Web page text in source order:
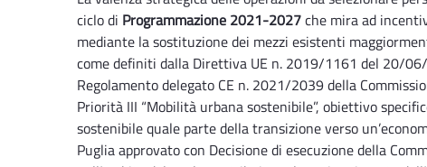
ciclo di Programmazione 2021-2027che mira ad
mediante la sostituzione dei mezzi esistenti
come definiti dalla Direttiva UE n. 2019/1161 del 20/
Regolamento delegato CE n. 2021/2039 della
Priorità III “Mobilità urbana sostenibile”, obiettivo
sostenibile quale parte della transizione verso
Puglia approvato con Decisione di esecuzione della